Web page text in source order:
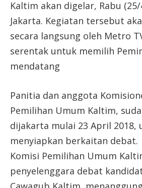
Kaltim akan digelar, Rabu
Jakarta. Kegiatan tersebut
secara langsung oleh Metro
serentak untuk memilih
mendatang
Panitia dan anggota
Pemilihan Umum Kaltim,
dijakarta mulai 23 April 2018,
menyiapkan berkaitan debat.
Komisi Pemilihan Umum
penyelenggara debat